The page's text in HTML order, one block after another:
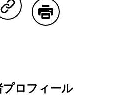
Copy Linkで共有する
プロフィール